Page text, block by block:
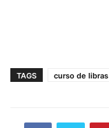
TAGS curso de libras